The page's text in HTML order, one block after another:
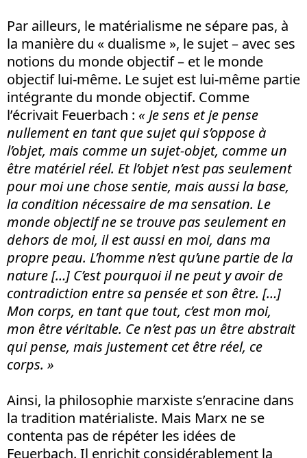
Par ailleurs, le matérialisme ne sépare pas, à
la manière du « dualisme », le sujet – avec ses
notions du monde objectif – et le monde
objectif lui-même. Le sujet est lui-même partie
intégrante du monde objectif. Comme
l’écrivait Feuerbach : « Je sens et je pense
nullement en tant que sujet qui s’oppose à
l’objet, mais comme un sujet-objet, comme un
être matériel réel. Et l’objet n’est pas seulement
pour moi une chose sentie, mais aussi la base,
la condition nécessaire de ma sensation. Le
monde objectif ne se trouve pas seulement en
dehors de moi, il est aussi en moi, dans ma
propre peau. L’homme n’est qu’une partie de la
nature […] C’est pourquoi il ne peut y avoir de
contradiction entre sa pensée et son être. […]
Mon corps, en tant que tout, c’est mon moi,
mon être véritable. Ce n’est pas un être abstrait
qui pense, mais justement cet être réel, ce
corps. »
Ainsi, la philosophie marxiste s’enracine dans
la tradition matérialiste. Mais Marx ne se
contenta pas de répéter les idées de
Feuerbach. Il enrichit considérablement la